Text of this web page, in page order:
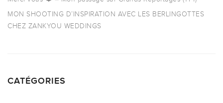
MON SHOOTING D’INSPIRATION AVEC LES BERLINGOTTES
CHEZ ZANKYOU WEDDINGS
CATÉGORIES